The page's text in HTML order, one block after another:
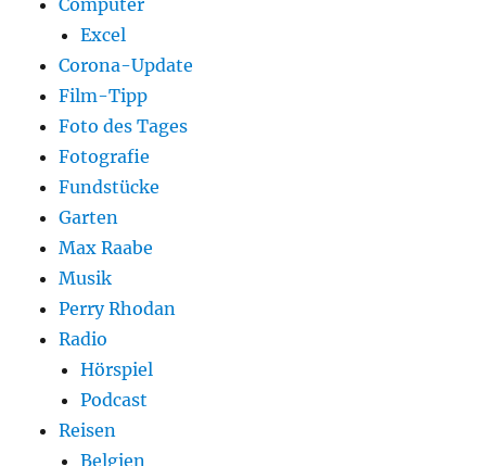
Computer
Excel
Corona-Update
Film-Tipp
Foto des Tages
Fotografie
Fundstücke
Garten
Max Raabe
Musik
Perry Rhodan
Radio
Hörspiel
Podcast
Reisen
Belgien